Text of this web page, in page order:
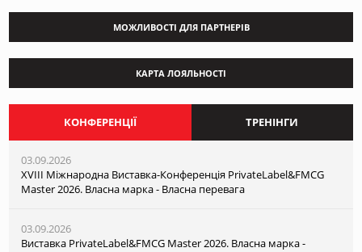
МОЖЛИВОСТІ ДЛЯ ПАРТНЕРІВ
КАРТА ЛОЯЛЬНОСТІ
КОНФЕРЕНЦІЇ ТРЕНІНГИ
03.09.2026
XVІІI Міжнародна Виставка-Конференція PrivateLabel&FMCG
Master 2026. Власна марка - Власна перевага
03.09.2026
Виставка PrivateLabel&FMCG Master 2026. Власна марка -